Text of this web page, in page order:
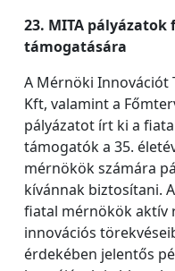
23. MITA
támogatására
A Mérnöki Innovációt
Kft, valamint a
pályázatot írt ki a
támogatók a 35.
mérnökök számára
kívánnak biztosítani.
fiatal mérnökök aktív
innovációs
érdekében jelentős